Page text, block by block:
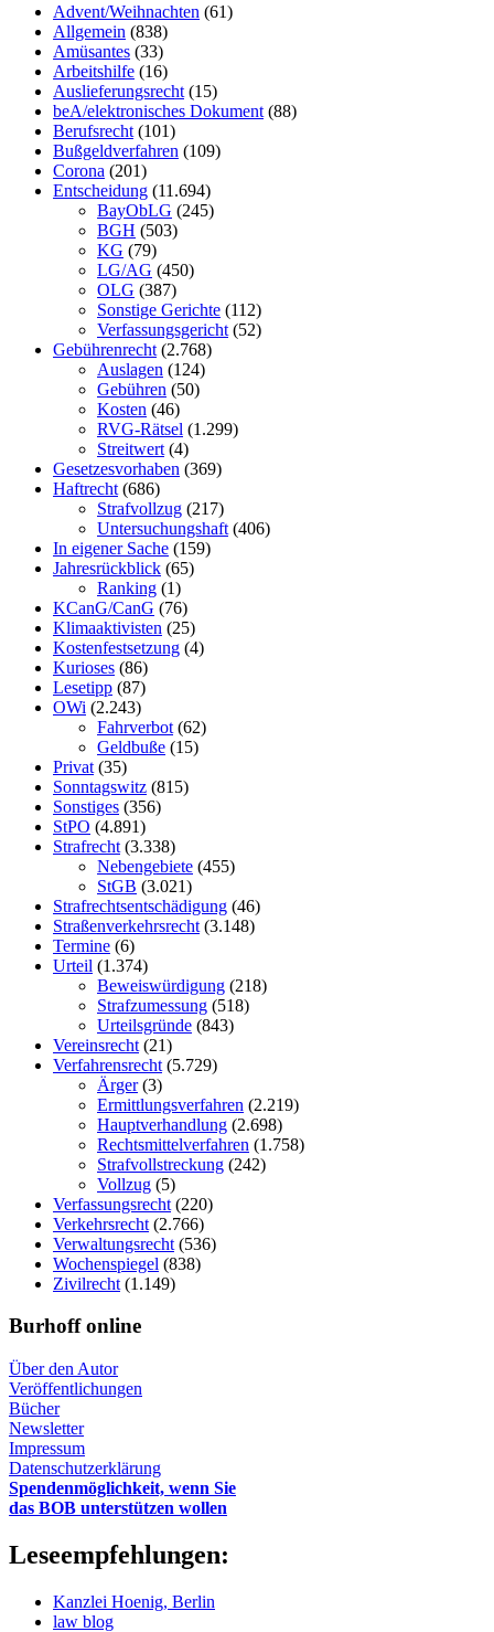
Advent/Weihnachten (61)
Allgemein (838)
Amüsantes (33)
Arbeitshilfe (16)
Auslieferungsrecht (15)
beA/elektronisches Dokument (88)
Berufsrecht (101)
Bußgeldverfahren (109)
Corona (201)
Entscheidung (11.694)
BayObLG (245)
BGH (503)
KG (79)
LG/AG (450)
OLG (387)
Sonstige Gerichte (112)
Verfassungsgericht (52)
Gebührenrecht (2.768)
Auslagen (124)
Gebühren (50)
Kosten (46)
RVG-Rätsel (1.299)
Streitwert (4)
Gesetzesvorhaben (369)
Haftrecht (686)
Strafvollzug (217)
Untersuchungshaft (406)
In eigener Sache (159)
Jahresrückblick (65)
Ranking (1)
KCanG/CanG (76)
Klimaaktivisten (25)
Kostenfestsetzung (4)
Kurioses (86)
Lesetipp (87)
OWi (2.243)
Fahrverbot (62)
Geldbuße (15)
Privat (35)
Sonntagswitz (815)
Sonstiges (356)
StPO (4.891)
Strafrecht (3.338)
Nebengebiete (455)
StGB (3.021)
Strafrechtsentschädigung (46)
Straßenverkehrsrecht (3.148)
Termine (6)
Urteil (1.374)
Beweiswürdigung (218)
Strafzumessung (518)
Urteilsgründe (843)
Vereinsrecht (21)
Verfahrensrecht (5.729)
Ärger(3)
Ermittlungsverfahren (2.219)
Hauptverhandlung (2.698)
Rechtsmittelverfahren (1.758)
Strafvollstreckung (242)
Vollzug (5)
Verfassungsrecht (220)
Verkehrsrecht (2.766)
Verwaltungsrecht (536)
Wochenspiegel (838)
Zivilrecht (1.149)
Burhoff online
Über den Autor
Veröffentlichungen
Bücher
Newsletter
Impressum
Datenschutzerklärung
Spendenmöglichkeit, wenn Sie
das BOB unterstützen wollen
Leseempfehlungen:
Kanzlei Hoenig, Berlin
law blog